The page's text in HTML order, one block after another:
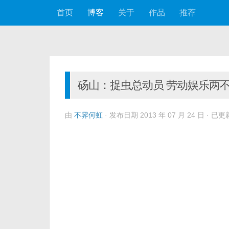
首页 博客 关于 作品 推荐
砀山：捉虫总动员 劳动娱乐两
由 不霁何虹 · 发布日期 2013 年 07 月 24 日 · 已更